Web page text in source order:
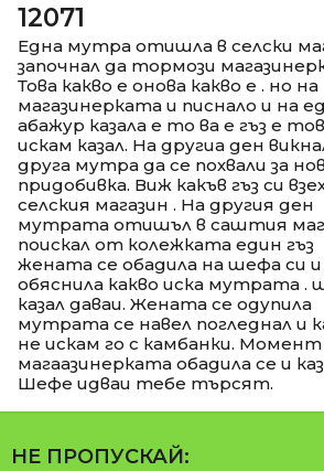
12071
Една мутра отишла в селски
започнал да тормози
Това какво е онова какво е . но на
магазинерката и писнало и на
абажур казала е то ва е гъз е
искам казал. На другиа ден
друга мутра да се похвали за
придобивка. Виж какъв гъз си
селския магазин . На другия ден
мутрата отишъл в саштия
поискал от колежката един гъз
жената се обадила на шефа си
обяснила какво иска мутрата .
казал даваи. Жената се одупила
мутрата се навел погледнал и
не искам го с камбанки. Момент
магаазинерката обадила се и
Шефе идваи тебе търсят.
НЕ ПРОПУСКАЙ: